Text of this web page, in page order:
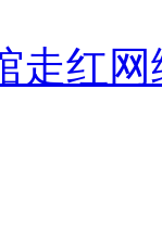
走红网